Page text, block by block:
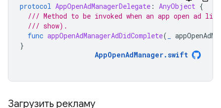
protocol AppOpenAdManagerDelegate : AnyObject {
/// Method to be invoked when an app open
/// show).
func appOpenAdManagerAdDidComplete(
}
AppOpenAdManager.swift
Загрузить рекламу